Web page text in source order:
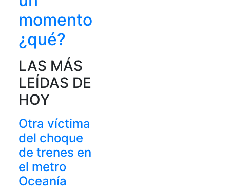
momento
¿qué?
LAS MÁS
LEÍDAS DE
HOY
Otra víctima
del choque
de trenes en
el metro
Oceanía